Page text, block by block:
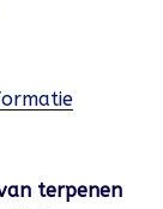
terpenen